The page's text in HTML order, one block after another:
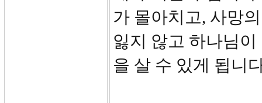
가 몰아치고, 사망
잃지 않고 하나님
을 살 수 있게 됩니